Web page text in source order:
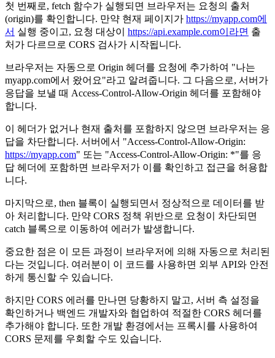
첫 번째로, fetch 함수가 실행되면 브라우저는 요청의 출처
(origin)를 확인합니다. 만약 현재 페이지가 https://myapp.com에
서 실행 중이고, 요청 대상이 https://api.example.com이라면 출
처가 다르므로 CORS 검사가 시작됩니다.
브라우저는 자동으로 Origin 헤더를 요청에 추가하여 "나는
myapp.com에서 왔어요"라고 알려줍니다. 그 다음으로, 서버가
응답을 보낼 때 Access-Control-Allow-Origin 헤더를 포함해야
합니다.
이 헤더가 없거나 현재 출처를 포함하지 않으면 브라우저는 응
답을 차단합니다. 서버에서 "Access-Control-Allow-Origin:
https://myapp.com" 또는 "Access-Control-Allow-Origin: *"를 응
답 헤더에 포함하면 브라우저가 이를 확인하고 접근을 허용합
니다.
마지막으로, then 블록이 실행되면서 정상적으로 데이터를 받
아 처리합니다. 만약 CORS 정책 위반으로 요청이 차단되면
catch 블록으로 이동하여 에러가 발생합니다.
중요한 점은 이 모든 과정이 브라우저에 의해 자동으로 처리된
다는 것입니다. 여러분이 이 코드를 사용하면 외부 API와 안전
하게 통신할 수 있습니다.
하지만 CORS 에러를 만나면 당황하지 말고, 서버 측 설정을
확인하거나 백엔드 개발자와 협업하여 적절한 CORS 헤더를
추가해야 합니다. 또한 개발 환경에서는 프록시를 사용하여
CORS 문제를 우회할 수도 있습니다.